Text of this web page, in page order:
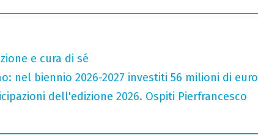
e cura di sé
nel biennio 2026-2027 investiti 56 milioni di euro
dell'edizione 2026. Ospiti Pierfrancesco